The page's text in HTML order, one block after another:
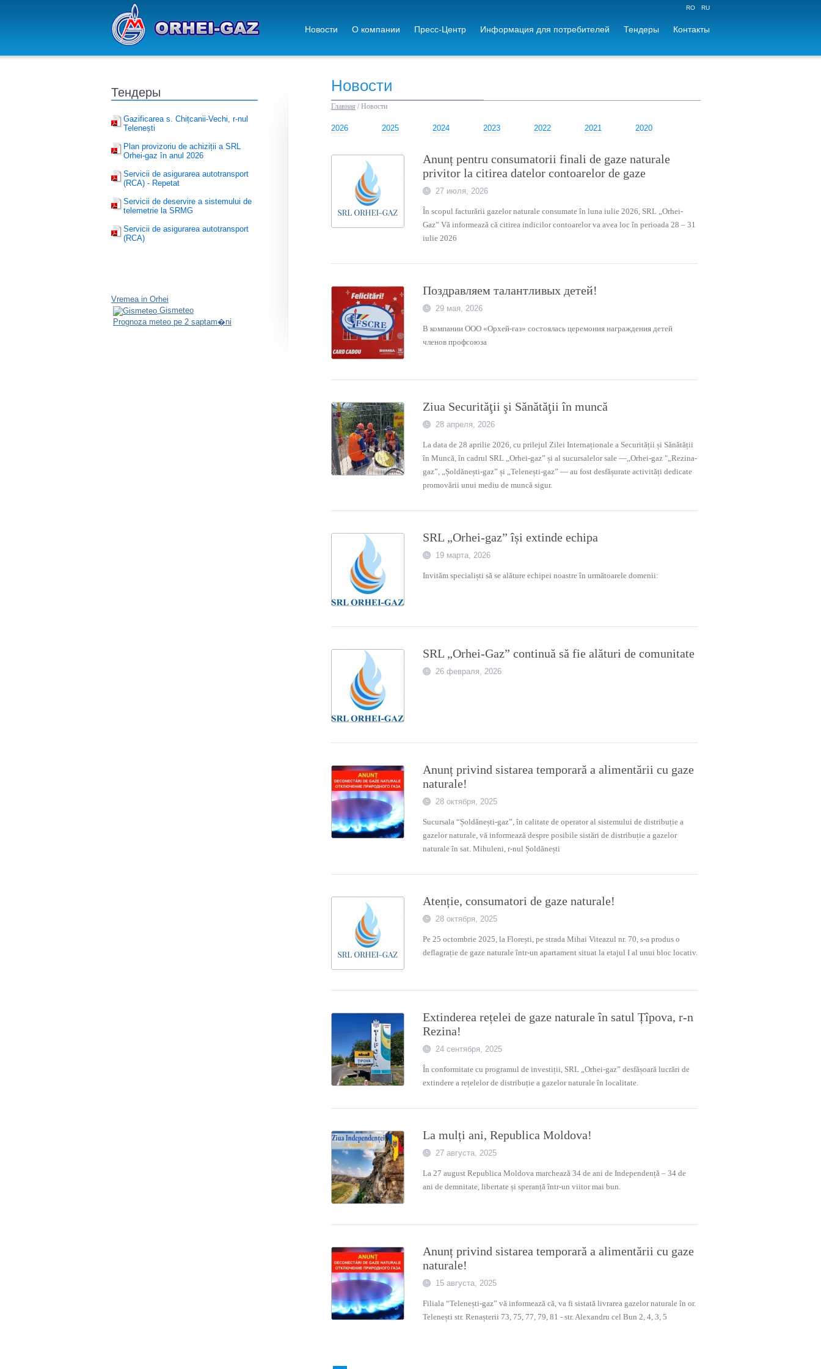
RO RU
Новости О компании Пресс-Центр Информация для потребителей Тендеры Контакты
Тендеры
Gazificarea s. Chițcanii-Vechi, r-nul
Telenești
Plan provizoriu de achiziții a SRL
Orhei-gaz în anul 2026
Servicii de asigurarea autotransport
(RCA) - Repetat
Servicii de deservire a sistemului de
telemetrie la SRMG
Servicii de asigurarea autotransport
(RCA)
Vremea in Orhei
Gismeteo
Prognoza meteo pe 2 saptam�ni
Новости
Главная / Новости
2026 2025 2024 2023 2022 2021 2020
Anunț pentru consumatorii finali de gaze naturale
privitor la citirea datelor contoarelor de gaze
27 июля, 2026
În scopul facturării gazelor naturale consumate în luna iulie 2026, SRL „Orhei-
Gaz” Vă informează că citirea indicilor contoarelor va avea loc în perioada 28 – 31
iulie 2026
Поздравляем талантливых детей!
29 мая, 2026
В компании ООО «Орхей-газ» состоялась церемония награждения детей
членов профсоюза
Ziua Securităţii şi Sănătăţii în muncă
28 апреля, 2026
La data de 28 aprilie 2026, cu prilejul Zilei Internaționale a Securității și Sănătății
în Muncă, în cadrul SRL „Orhei-gaz” și al sucursalelor sale —,,Orhei-gaz "„Rezina-
gaz”, „Șoldănești-gaz” și „Telenești-gaz” — au fost desfășurate activități dedicate
promovării unui mediu de muncă sigur.
SRL „Orhei-gaz” își extinde echipa
19 марта, 2026
Invităm specialiști să se alăture echipei noastre în următoarele domenii:
SRL „Orhei-Gaz” continuă să fie alături de comunitate
26 февраля, 2026
Anunț privind sistarea temporară a alimentării cu gaze
naturalе!
28 октября, 2025
Sucursala “Șoldănești-gaz”, în calitate de operator al sistemului de distribuție a
gazelor naturale, vă informează despre posibile sistări de distribuție a gazelor
naturale în sat. Mihuleni, r-nul Șoldănești
Atenție, consumatori de gaze naturale!
28 октября, 2025
Pe 25 octombrie 2025, la Florești, pe strada Mihai Viteazul nr. 70, s-a produs o
deflagrație de gaze naturale într-un apartament situat la etajul I al unui bloc locativ.
Extinderea rețelei de gaze naturale în satul Țîpova, r-n
Rezina!
24 сентября, 2025
În conformitate cu programul de investiții, SRL „Orhei-gaz” desfășoară lucrări de
extindere a rețelelor de distribuție a gazelor naturale în localitate.
La mulți ani, Republica Moldova!
27 августа, 2025
La 27 august Republica Moldova marchează 34 de ani de Independență – 34 de
ani de demnitate, libertate și speranță într-un viitor mai bun.
Anunț privind sistarea temporară a alimentării cu gaze
naturalе!
15 августа, 2025
Filiala “Telenești-gaz” vă informează că, va fi sistată livrarea gazelor naturale în or.
Telenești str. Renașterii 73, 75, 77, 79, 81 - str. Alexandru cel Bun 2, 4, 3, 5